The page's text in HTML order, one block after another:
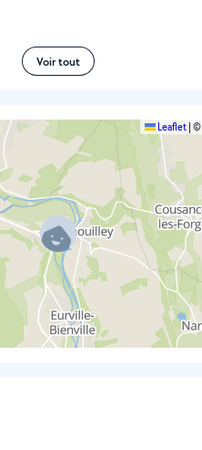
Voir tout
Leaflet ©